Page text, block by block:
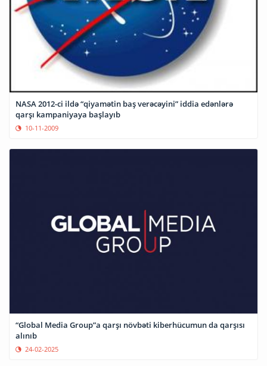
NASA 2012-ci ildə “qiyamətin baş verəcəyini” iddia edənlərə
qarşı kampaniyaya başlayıb
10-11-2009
“Global Media Group”a qarşı növbəti kiberhücumun da qarşısı
alınıb
24-02-2025